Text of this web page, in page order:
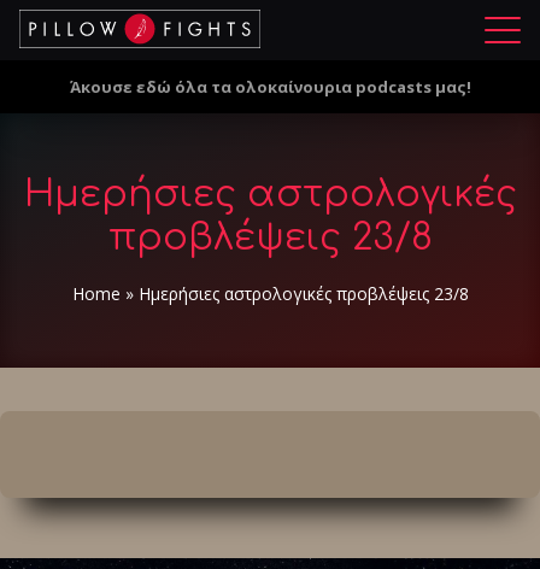
Μ
ο
Άκουσε εδώ όλα τα ολοκαίνουρια podcasts μας!
Ημερήσιες αστρολογικές
προβλέψεις 23/8
Home » Ημερήσιες αστρολογικές προβλέψεις 23/8